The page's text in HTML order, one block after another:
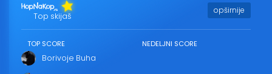
Top skijaš
opširnije
TOP SCORE
Borivoje Buha
NEDELJNI SCORE